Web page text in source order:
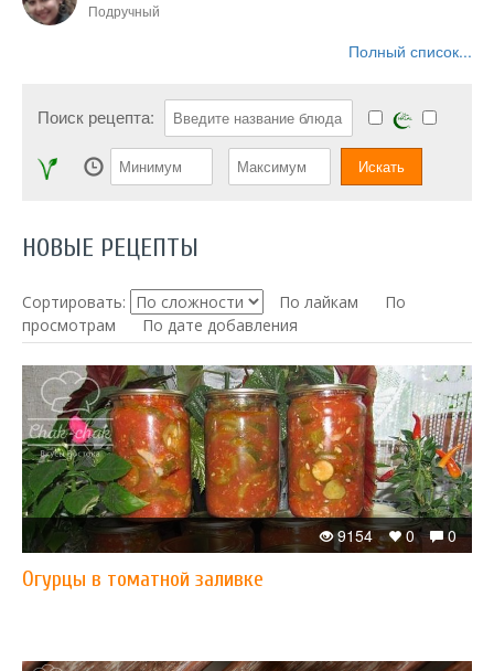
Подручный
Полный список...
Поиск рецепта:
НОВЫЕ РЕЦЕПТЫ
Сортировать: По лайкам
По
просмотрам
По дате добавления
0
0
9154
Огурцы в томатной заливке